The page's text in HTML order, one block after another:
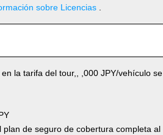
sobre Licencias
la tarifa del tour,, ,000 JPY/vehículo se
plan de seguro de cobertura completa al